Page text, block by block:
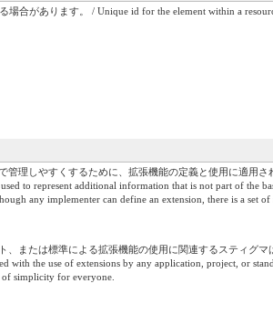
があります。 / Unique id for the element within a
理しやすくするために、拡張機能の定義と使用に適用
to represent additional information that is not part of the
any implementer can define an extension, there is a set
または標準による拡張機能の使用に関連するスティグ
the use of extensions by any application, project, or
of simplicity for everyone.